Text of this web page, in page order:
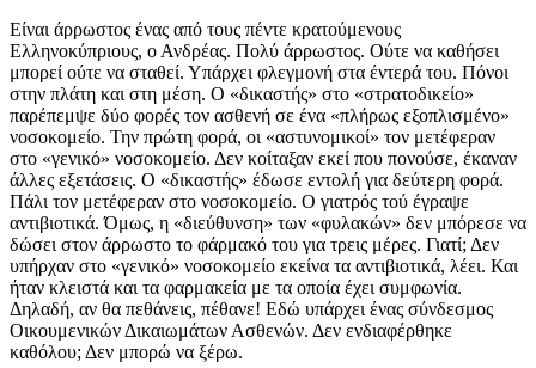
Είναι άρρωστος ένας από τους πέντε κρατούμενους
Ελληνοκύπριους, ο Ανδρέας. Πολύ άρρωστος. Ούτε να καθήσει
μπορεί ούτε να σταθεί. Υπάρχει φλεγμονή στα έντερά του. Πόνοι
στην πλάτη και στη μέση. Ο «δικαστής» στο «στρατοδικείο»
παρέπεμψε δύο φορές τον ασθενή σε ένα «πλήρως εξοπλισμένο»
νοσοκομείο. Την πρώτη φορά, οι «αστυνομικοί» τον μετέφεραν
στο «γενικό» νοσοκομείο. Δεν κοίταξαν εκεί που πονούσε, έκαναν
άλλες εξετάσεις. Ο «δικαστής» έδωσε εντολή για δεύτερη φορά.
Πάλι τον μετέφεραν στο νοσοκομείο. Ο γιατρός τού έγραψε
αντιβιοτικά. Όμως, η «διεύθυνση» των «φυλακών» δεν μπόρεσε να
δώσει στον άρρωστο το φάρμακό του για τρεις μέρες. Γιατί; Δεν
υπήρχαν στο «γενικό» νοσοκομείο εκείνα τα αντιβιοτικά, λέει. Και
ήταν κλειστά και τα φαρμακεία με τα οποία έχει συμφωνία.
Δηλαδή, αν θα πεθάνεις, πέθανε! Εδώ υπάρχει ένας σύνδεσμος
Οικουμενικών Δικαιωμάτων Ασθενών. Δεν ενδιαφέρθηκε
καθόλου; Δεν μπορώ να ξέρω.